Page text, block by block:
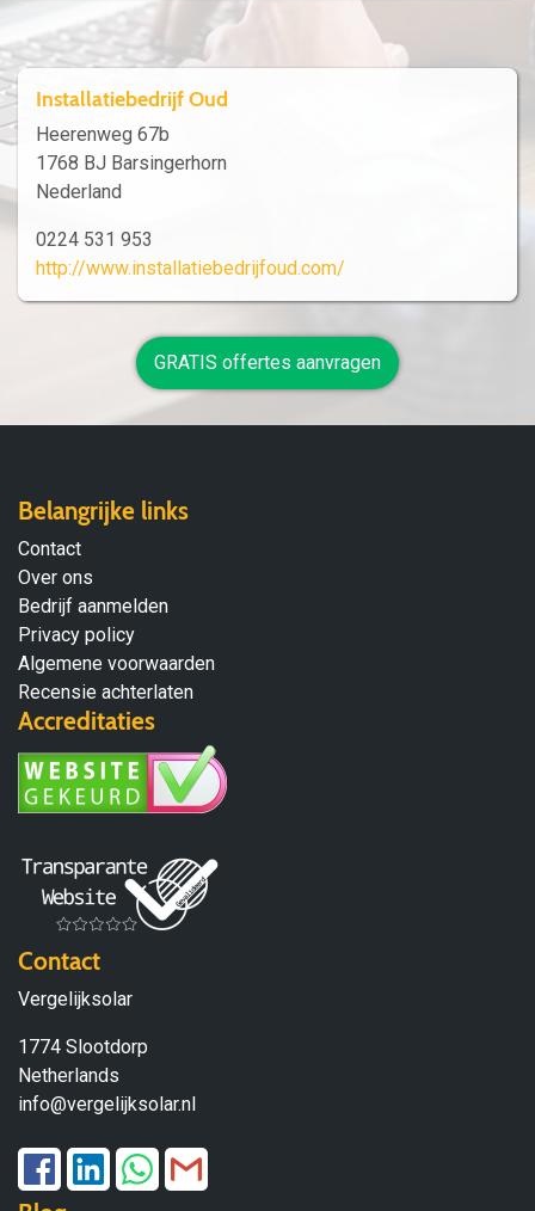
Installatiebedrijf Oud
Heerenweg 67b
1768 BJ Barsingerhorn
Nederland
0224 531 953
http://www.installatiebedrijfoud.com/
GRATIS offertes aanvragen
Belangrijke links
Contact
Over ons
Bedrijf aanmelden
Privacy policy
Algemene voorwaarden
Recensie achterlaten
Accreditaties
Contact
Vergelijksolar
1774 Slootdorp
Netherlands
info@vergelijksolar.nl